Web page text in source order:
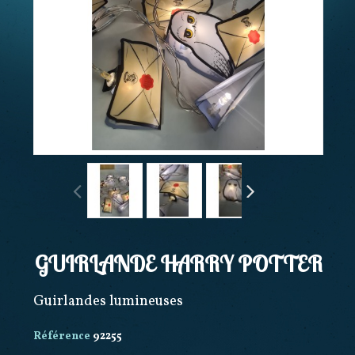
GUIRLANDE HARRY POTTER
Guirlandes lumineuses
Référence 92255